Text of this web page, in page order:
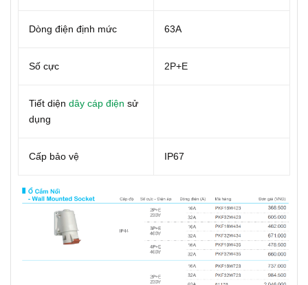
Dòng điện định mức 63A
Số cực 2P+E
Tiết diện dây cáp điện sử
dụng
Cấp bảo vệ IP67